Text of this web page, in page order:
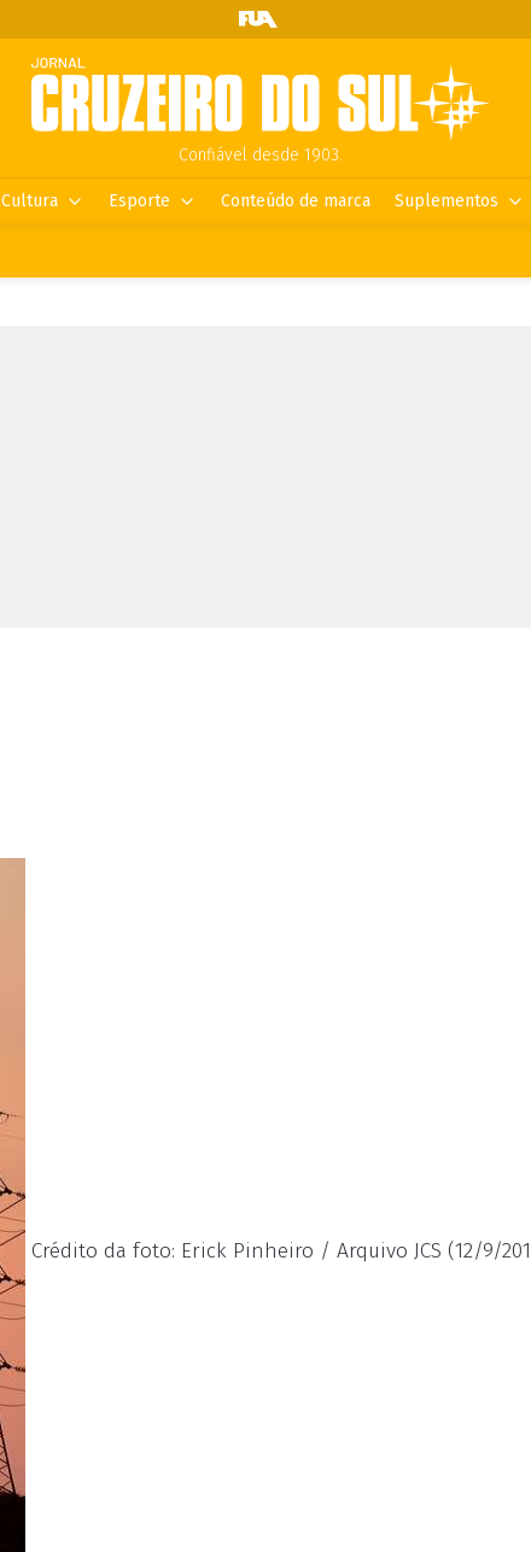
Confiável desde 1903.
Cultura Esporte Conteúdo de marca Suplementos
Crédito da foto: Erick Pinheiro / Arquivo JCS (12/9/